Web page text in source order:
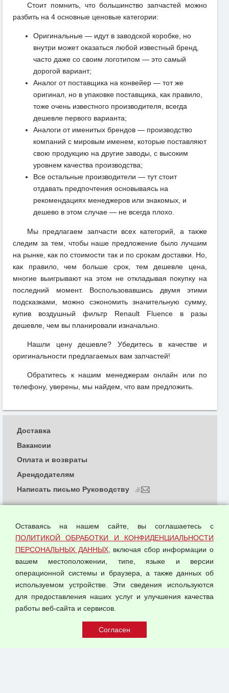
Стоит помнить, что большинство запчастей можно
разбить на 4 основные ценовые категории:
Оригинальные — идут в заводской коробке, но
внутри может оказаться любой известный бренд,
часто даже со своим логотипом — это самый
дорогой вариант;
Аналог от поставщика на конвейер — тот же
оригинал, но в упаковке поставщика, как правило,
тоже очень известного производителя, всегда
дешевле первого варианта;
Аналоги от именитых брендов — производство
компаний с мировым именем, которые поставляют
свою продукцию на другие заводы, с высоким
уровнем качества производства;
Все остальные производители — тут стоит
отдавать предпочтения основываясь на
рекомендациях менеджеров или знакомых, и
дешево в этом случае — не всегда плохо.
Мы предлагаем запчасти всех категорий, а также
следим за тем, чтобы наше предложение было лучшим
на рынке, как по стоимости так и по срокам доставки. Но,
как правило, чем больше срок, тем дешевле цена,
многие выигрывают на этом не откладывая покупку на
последний момент. Воспользовавшись двумя этими
подсказками, можно сэкономить значительную сумму,
купив воздушный фильтр Renault Fluence в разы
дешевле, чем вы планировали изначально.
Нашли цену дешевле? Убедитесь в качестве и
оригинальности предлагаемых вам запчастей!
Обратитесь к нашим менеджерам онлайн или по
телефону, уверены, мы найдем, что вам предложить.
© 2026 ООО "Феникс"
Политика обработки и конфиденциальности
персональных данных
Согласием на обработку персональных данных
Оферта оптовой купли-продажи
Публичная оферта
Доставка
Вакансии
Оплата и возвраты
Арендодателям
Написать письмо Руководству
Оставаясь на нашем сайте, вы соглашаетесь с
ПОЛИТИКОЙ ОБРАБОТКИ И КОНФИДЕНЦИАЛЬНОСТИ
ПЕРСОНАЛЬНЫХ ДАННЫХ, включая сбор информации о
вашем местоположении, типе, языке и версии
операционной системы и браузера, а также данных об
используемом устройстве. Эти сведения используются
для предоставления наших услуг и улучшения качества
работы веб-сайта и сервисов.